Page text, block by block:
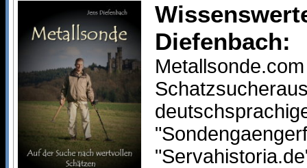
Diefenbach: